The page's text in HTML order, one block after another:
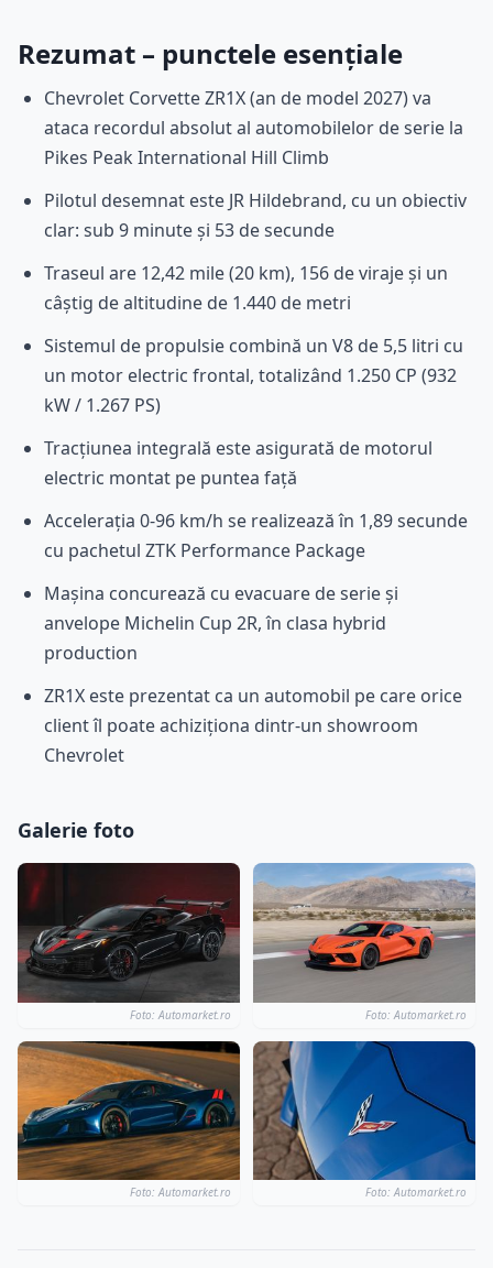
Rezumat – punctele esențiale
Chevrolet Corvette ZR1X (an de model 2027) va
ataca recordul absolut al automobilelor de serie la
Pikes Peak International Hill Climb
Pilotul desemnat este JR Hildebrand, cu un obiectiv
clar: sub 9 minute și 53 de secunde
Traseul are 12,42 mile (20 km), 156 de viraje și un
câștig de altitudine de 1.440 de metri
Sistemul de propulsie combină un V8 de 5,5 litri cu
un motor electric frontal, totalizând 1.250 CP (932
kW / 1.267 PS)
Tracțiunea integrală este asigurată de motorul
electric montat pe puntea față
Accelerația 0-96 km/h se realizează în 1,89 secunde
cu pachetul ZTK Performance Package
Mașina concurează cu evacuare de serie și
anvelope Michelin Cup 2R, în clasa hybrid
production
ZR1X este prezentat ca un automobil pe care orice
client îl poate achiziționa dintr-un showroom
Chevrolet
Galerie foto
Foto: Automarket.ro Foto: Automarket.ro
Foto: Automarket.ro Foto: Automarket.ro